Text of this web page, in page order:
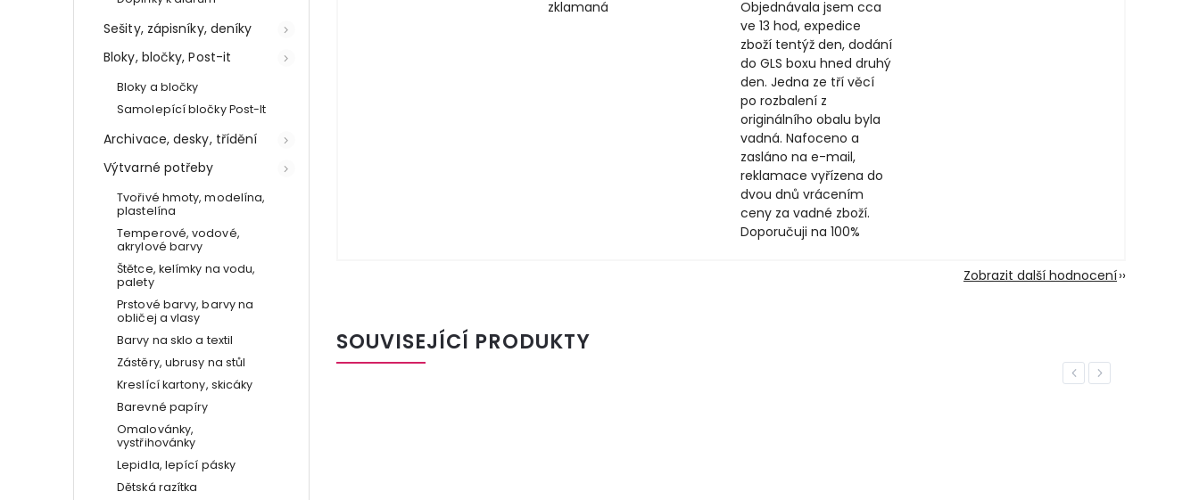
Sešity, zápisníky, deníky
Bloky, bločky, Post-it
Bloky a bločky
Samolepící bločky Post-It
Archivace, desky, třídění
Výtvarné potřeby
Tvořivé hmoty, modelína,
plastelína
Temperové, vodové,
akrylové barvy
Štětce, kelímky na vodu,
palety
Prstové barvy, barvy na
obličej a vlasy
Barvy na sklo a textil
Zástěry, ubrusy na stůl
Kreslící kartony, skicáky
Barevné papíry
Omalovánky,
vystřihovánky
Lepidla, lepící pásky
Dětská razítka
zklamaná
Objednávala jsem cca
ve 13 hod, expedice
zboží tentýž den, dodání
do GLS boxu hned druhý
den. Jedna ze tří věcí
po rozbalení z
originálního obalu byla
vadná. Nafoceno a
zasláno na e-mail,
reklamace vyřízena do
dvou dnů vrácením
ceny za vadné zboží.
Doporučuji na 100%
Zobrazit další hodnocení
SOUVISEJÍCÍ PRODUKTY
Previous
Next